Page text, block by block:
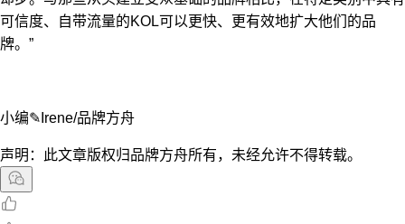
可信度、自带流量的KOL可以更快、更有效地扩大他们的品
牌。”
小编✎Irene/品牌方舟
声明：此文章版权归品牌方舟所有，未经允许不得转载。